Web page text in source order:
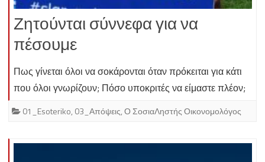
Ζητούνται σύννεφα για να
πέσουμε
Πως γίνεται όλοι να σοκάρονται όταν πρόκειται για κάτι
που όλοι γνωρίζουν; Πόσο υποκριτές να είμαστε πλέον;
01_Esoteriko, 03_Απόψεις,Ο ΣοσιαΛηστής Οικονομολόγος